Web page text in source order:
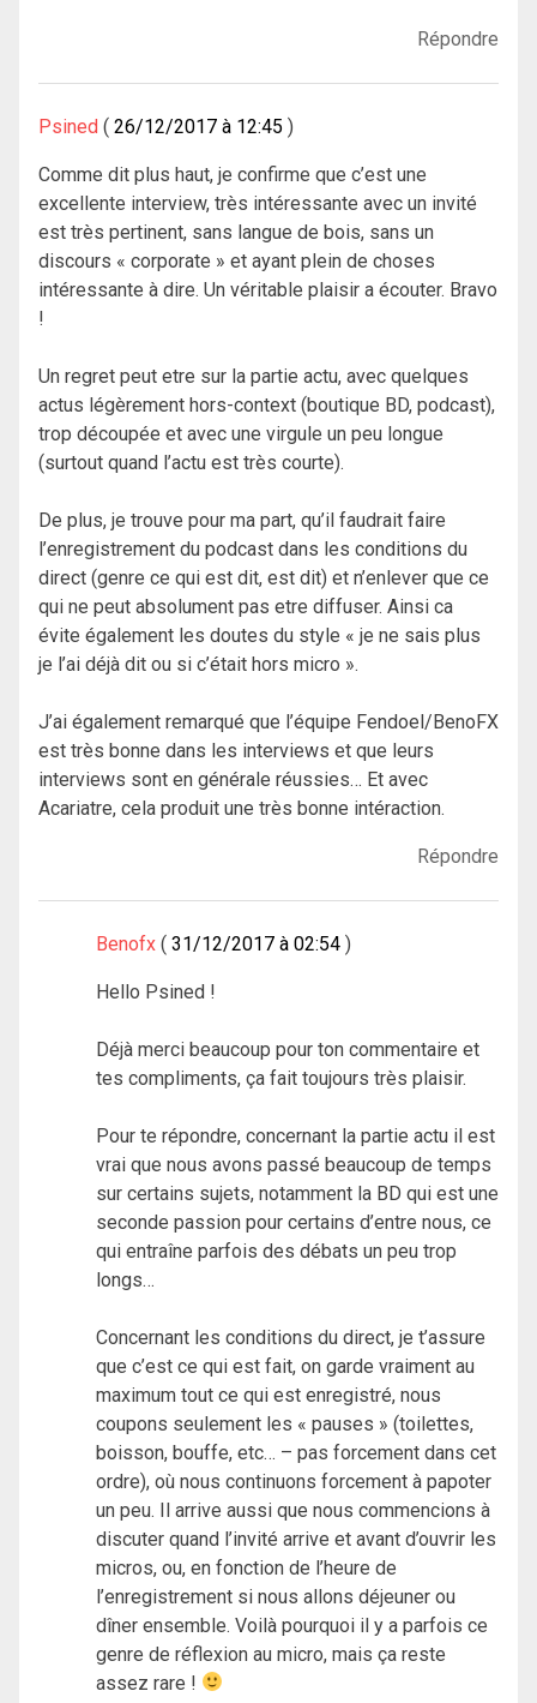
Répondre
Psined 26/12/2017 à 12:45
Comme dit plus haut, je confirme que c’est une
excellente interview, très intéressante avec un invité
est très pertinent, sans langue de bois, sans un
discours « corporate » et ayant plein de choses
intéressante à dire. Un véritable plaisir a écouter. Bravo
!
Un regret peut etre sur la partie actu, avec quelques
actus légèrement hors-context (boutique BD, podcast),
trop découpée et avec une virgule un peu longue
(surtout quand l’actu est très courte).
De plus, je trouve pour ma part, qu’il faudrait faire
l’enregistrement du podcast dans les conditions du
direct (genre ce qui est dit, est dit) et n’enlever que ce
qui ne peut absolument pas etre diffuser. Ainsi ca
évite également les doutes du style « je ne sais plus
je l’ai déjà dit ou si c’était hors micro ».
J’ai également remarqué que l’équipe Fendoel/BenoFX
est très bonne dans les interviews et que leurs
interviews sont en générale réussies… Et avec
Acariatre, cela produit une très bonne intéraction.
Répondre
Benofx 31/12/2017 à 02:54
Hello Psined !
Déjà merci beaucoup pour ton commentaire et
tes compliments, ça fait toujours très plaisir.
Pour te répondre, concernant la partie actu il est
vrai que nous avons passé beaucoup de temps
sur certains sujets, notamment la BD qui est une
seconde passion pour certains d’entre nous, ce
qui entraîne parfois des débats un peu trop
longs…
Concernant les conditions du direct, je t’assure
que c’est ce qui est fait, on garde vraiment au
maximum tout ce qui est enregistré, nous
coupons seulement les « pauses » (toilettes,
boisson, bouffe, etc… – pas forcement dans cet
ordre), où nous continuons forcement à papoter
un peu. Il arrive aussi que nous commencions à
discuter quand l’invité arrive et avant d’ouvrir les
micros, ou, en fonction de l’heure de
l’enregistrement si nous allons déjeuner ou
dîner ensemble. Voilà pourquoi il y a parfois ce
genre de réflexion au micro, mais ça reste
assez rare !